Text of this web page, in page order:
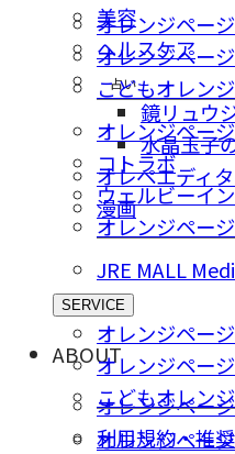
美容
ヘルスケア
占い
鏡リュウ
水晶玉子
オレペエディ
漫画
オレンジペー
オレンジペー
こどもオレン
オレンジペー
コトラボ
ウェルビーイ
オレンジペー
JRE MALL
SERVICE
オレンジペー
オレンジペー
こどもオレン
オレンジペー
ABOUT
オレンジペー
利用規約・推